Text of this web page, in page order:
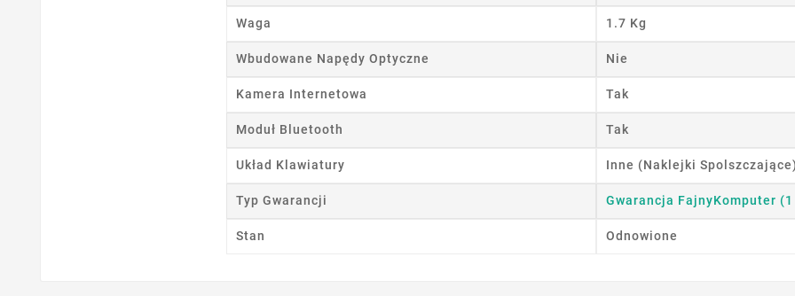
Waga 1.7 Kg
Wbudowane Napędy Optyczne Nie
Kamera Internetowa Tak
Moduł Bluetooth Tak
Układ Klawiatury Inne (Naklejki
Typ Gwarancji Gwarancja FajnyKomputer (1
Stan Odnowione
Nazwa listy życzeń